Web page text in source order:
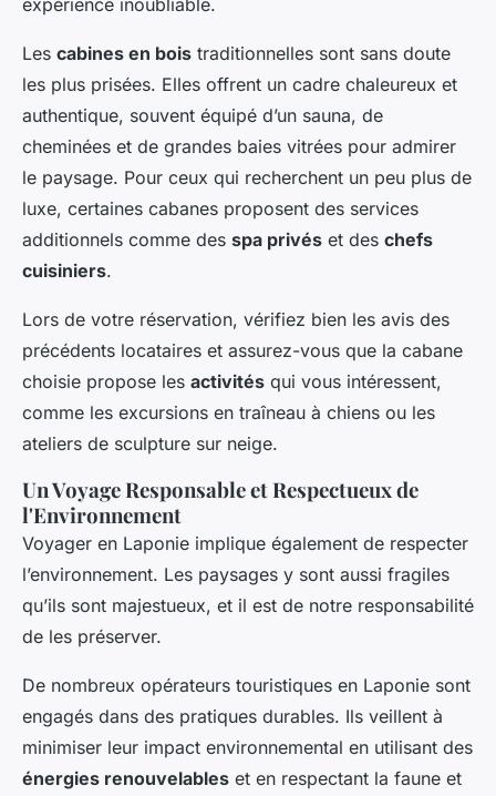
expérience inoubliable.
Les cabines en bois traditionnelles sont sans doute
les plus prisées. Elles offrent un cadre chaleureux et
authentique, souvent équipé d’un sauna, de
cheminées et de grandes baies vitrées pour admirer
le paysage. Pour ceux qui recherchent un peu plus de
luxe, certaines cabanes proposent des services
additionnels comme des spa privés et des chefs
cuisiniers.
Lors de votre réservation, vérifiez bien les avis des
précédents locataires et assurez-vous que la cabane
choisie propose les activités qui vous intéressent,
comme les excursions en traîneau à chiens ou les
ateliers de sculpture sur neige.
Un Voyage Responsable et Respectueux de
l'Environnement
Voyager en Laponie implique également de respecter
l’environnement. Les paysages y sont aussi fragiles
qu’ils sont majestueux, et il est de notre responsabilité
de les préserver.
De nombreux opérateurs touristiques en Laponie sont
engagés dans des pratiques durables. Ils veillent à
minimiser leur impact environnemental en utilisant des
énergies renouvelables et en respectant la faune et